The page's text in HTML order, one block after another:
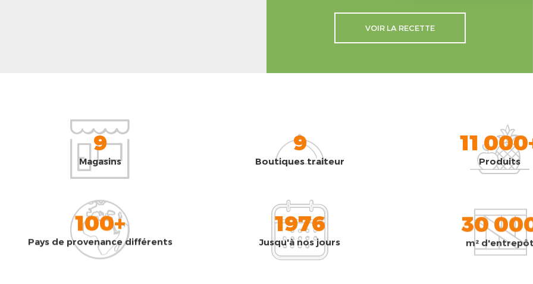
VOIR LA RECETTE
9
Magasins
9
Boutiques traiteur
11
Produits
100+
Pays de provenance différents
1976
Jusqu'à nos jours
30
m² d'entrepôt